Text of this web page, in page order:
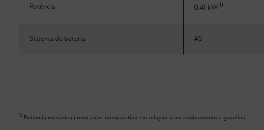
Potência 0.41 kW1)
Sistema de bateria AS
1) Potência mecânica como valor comparativo em relação a um equipamento a gasolina